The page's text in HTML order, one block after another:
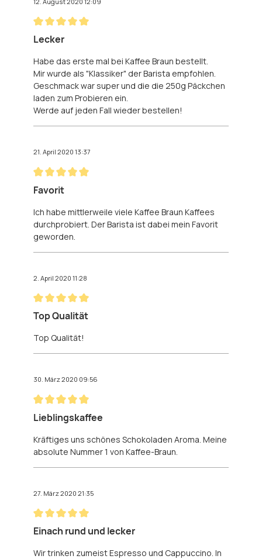
Bewertung mit 5 von 5 Sternen
Lecker
Habe das erste mal bei Kaffee Braun bestellt.
Mir wurde als "Klassiker" der Barista empfohlen.
Geschmack war super und die die 250g Päckchen
laden zum Probieren ein.
Werde auf jeden Fall wieder bestellen!
21. April 2020 13:37
Bewertung mit 5 von 5 Sternen
Favorit
Ich habe mittlerweile viele Kaffee Braun Kaffees
durchprobiert. Der Barista ist dabei mein Favorit
geworden.
2. April 2020 11:28
Bewertung mit 5 von 5 Sternen
Top Qualität
Top Qualität!
30. März 2020 09:56
Bewertung mit 5 von 5 Sternen
Lieblingskaffee
Kräftiges uns schönes Schokoladen Aroma. Meine
absolute Nummer 1 von Kaffee-Braun.
27. März 2020 21:35
Bewertung mit 5 von 5 Sternen
Einach rund und lecker
Wir trinken zumeist Espresso und Cappuccino. In